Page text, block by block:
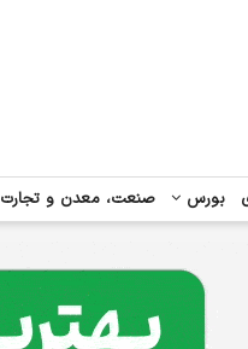
بورس صنعت، معدن و تجارت